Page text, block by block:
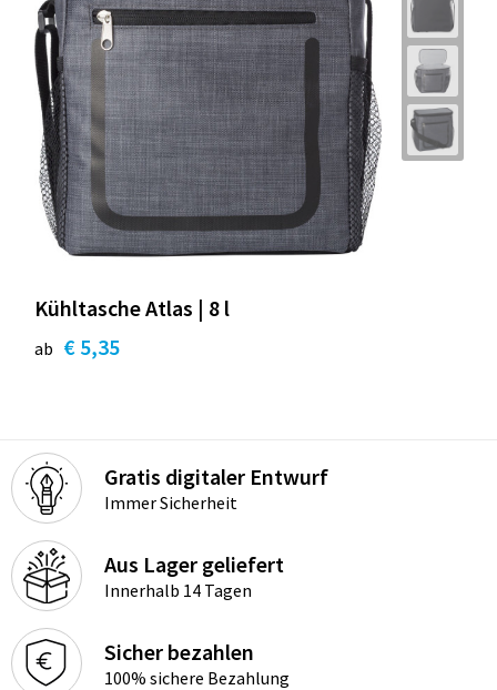
Kühltasche Atlas | 8 l
ab € 5,35
Gratis digitaler Entwurf
Immer Sicherheit
Aus Lager geliefert
Innerhalb 14 Tagen
Sicher bezahlen
100% sichere Bezahlung